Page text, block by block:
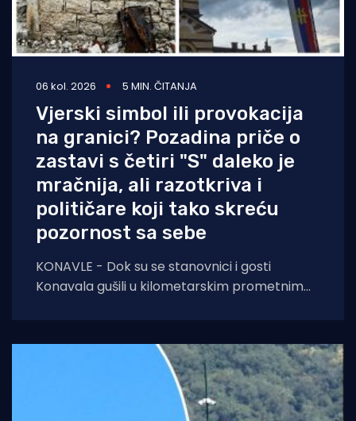
06 kol. 2026 5 MIN. ČITANJA
Vjerski simbol ili provokacija
na granici? Pozadina priče o
zastavi s četiri "S" daleko je
mračnija, ali razotkriva i
političare koji tako skreću
pozornost sa sebe
KONAVLE - Dok su se stanovnici i gosti
Konavala gušili u kilometarskim prometnim